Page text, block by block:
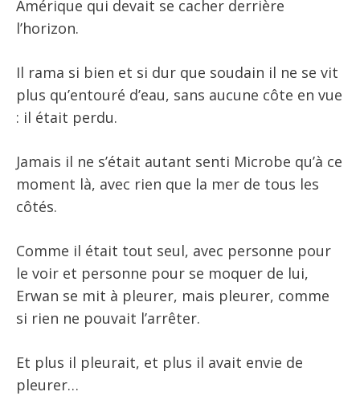
Amérique qui devait se cacher derrière
l’horizon.
Il rama si bien et si dur que soudain il ne se vit
plus qu’entouré d’eau, sans aucune côte en vue
: il était perdu.
Jamais il ne s’était autant senti Microbe qu’à ce
moment là, avec rien que la mer de tous les
côtés.
Comme il était tout seul, avec personne pour
le voir et personne pour se moquer de lui,
Erwan se mit à pleurer, mais pleurer, comme
si rien ne pouvait l’arrêter.
Et plus il pleurait, et plus il avait envie de
pleurer…